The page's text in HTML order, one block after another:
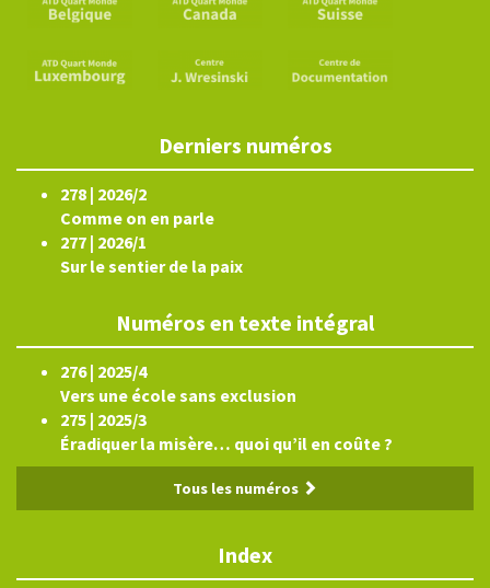
Derniers numéros
278 | 2026/2
Comme on en parle
277 | 2026/1
Sur le sentier de la paix
Numéros en texte intégral
276 | 2025/4
Vers une école sans exclusion
275 | 2025/3
Éradiquer la misère… quoi qu’il en coûte ?
Tous les numéros
Index